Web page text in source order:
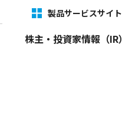
製品サービスサイト
株主・投資家情報（IR）